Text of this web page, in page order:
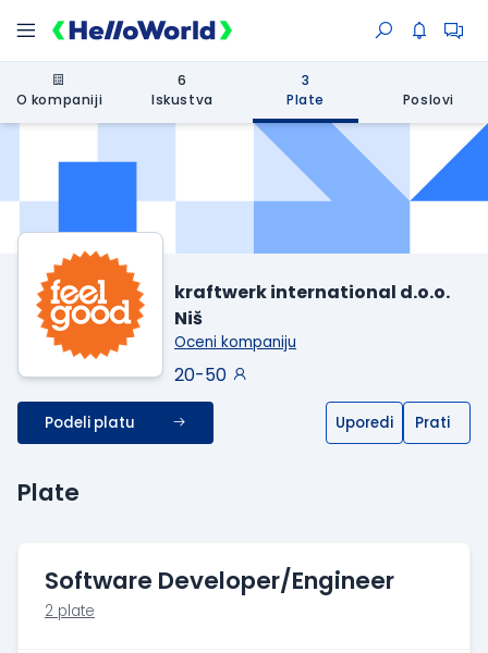
O kompaniji
6
Iskustva
3
Plate
Poslovi
kraftwerk international d.o.o.
Niš
Oceni kompaniju
20-50
Podeli platu Uporedi Prati
Plate
Software Developer/Engineer
2 plate